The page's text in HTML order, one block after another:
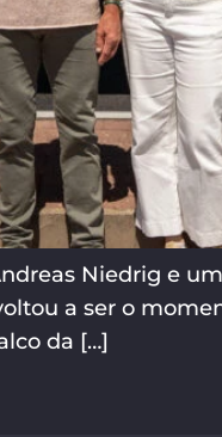
Niedrig e
a ser o
da […]